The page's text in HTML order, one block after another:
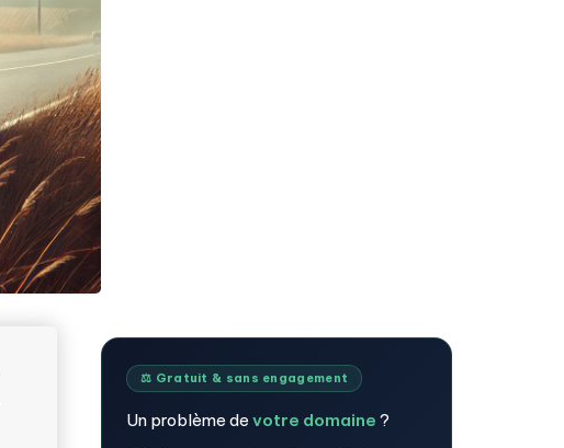
⚖️ Gratuit & sans engagement
Un problème de votre domaine ?